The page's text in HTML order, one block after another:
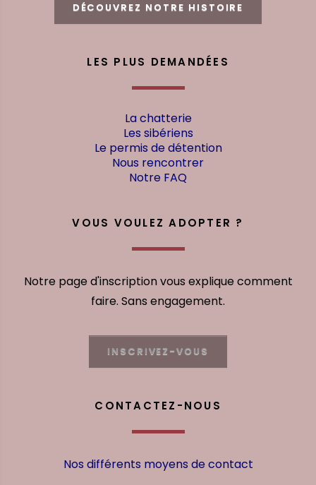
DÉCOUVREZ NOTRE HISTOIRE
LES PLUS DEMANDÉES
La chatterie
Les sibériens
Le permis de détention
Nous rencontrer
Notre FAQ
VOUS VOULEZ ADOPTER ?
Notre page d'inscription vous explique comment
faire. Sans engagement.
INSCRIVEZ-VOUS
CONTACTEZ-NOUS
Nos différents moyens de contact